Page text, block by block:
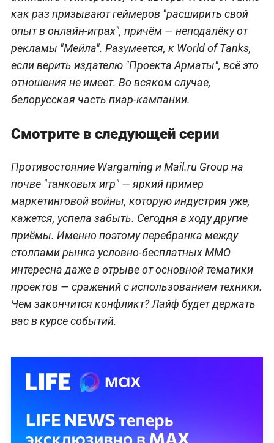
как раз призывают геймеров "расширить свой
опыт в онлайн-играх", причём — неподалёку от
рекламы "Мейла". Разумеется, к World of Tanks,
если верить издателю "Проекта Арматы", всё это
отношения не имеет. Во всяком случае,
белорусская часть пиар-кампании.
Смотрите в следующей серии
Противостояние Wargaming и Mail.ru Group на
почве "танковых игр" — яркий пример
маркетинговой войны, которую индустрия уже,
кажется, успела забыть. Сегодня в ходу другие
приёмы. Именно поэтому перебранка между
столпами рынка условно-бесплатных MMO
интересна даже в отрыве от основной тематики
проектов — сражений с использованием техники.
Чем закончится конфликт? Лайф будет держать
вас в курсе событий.